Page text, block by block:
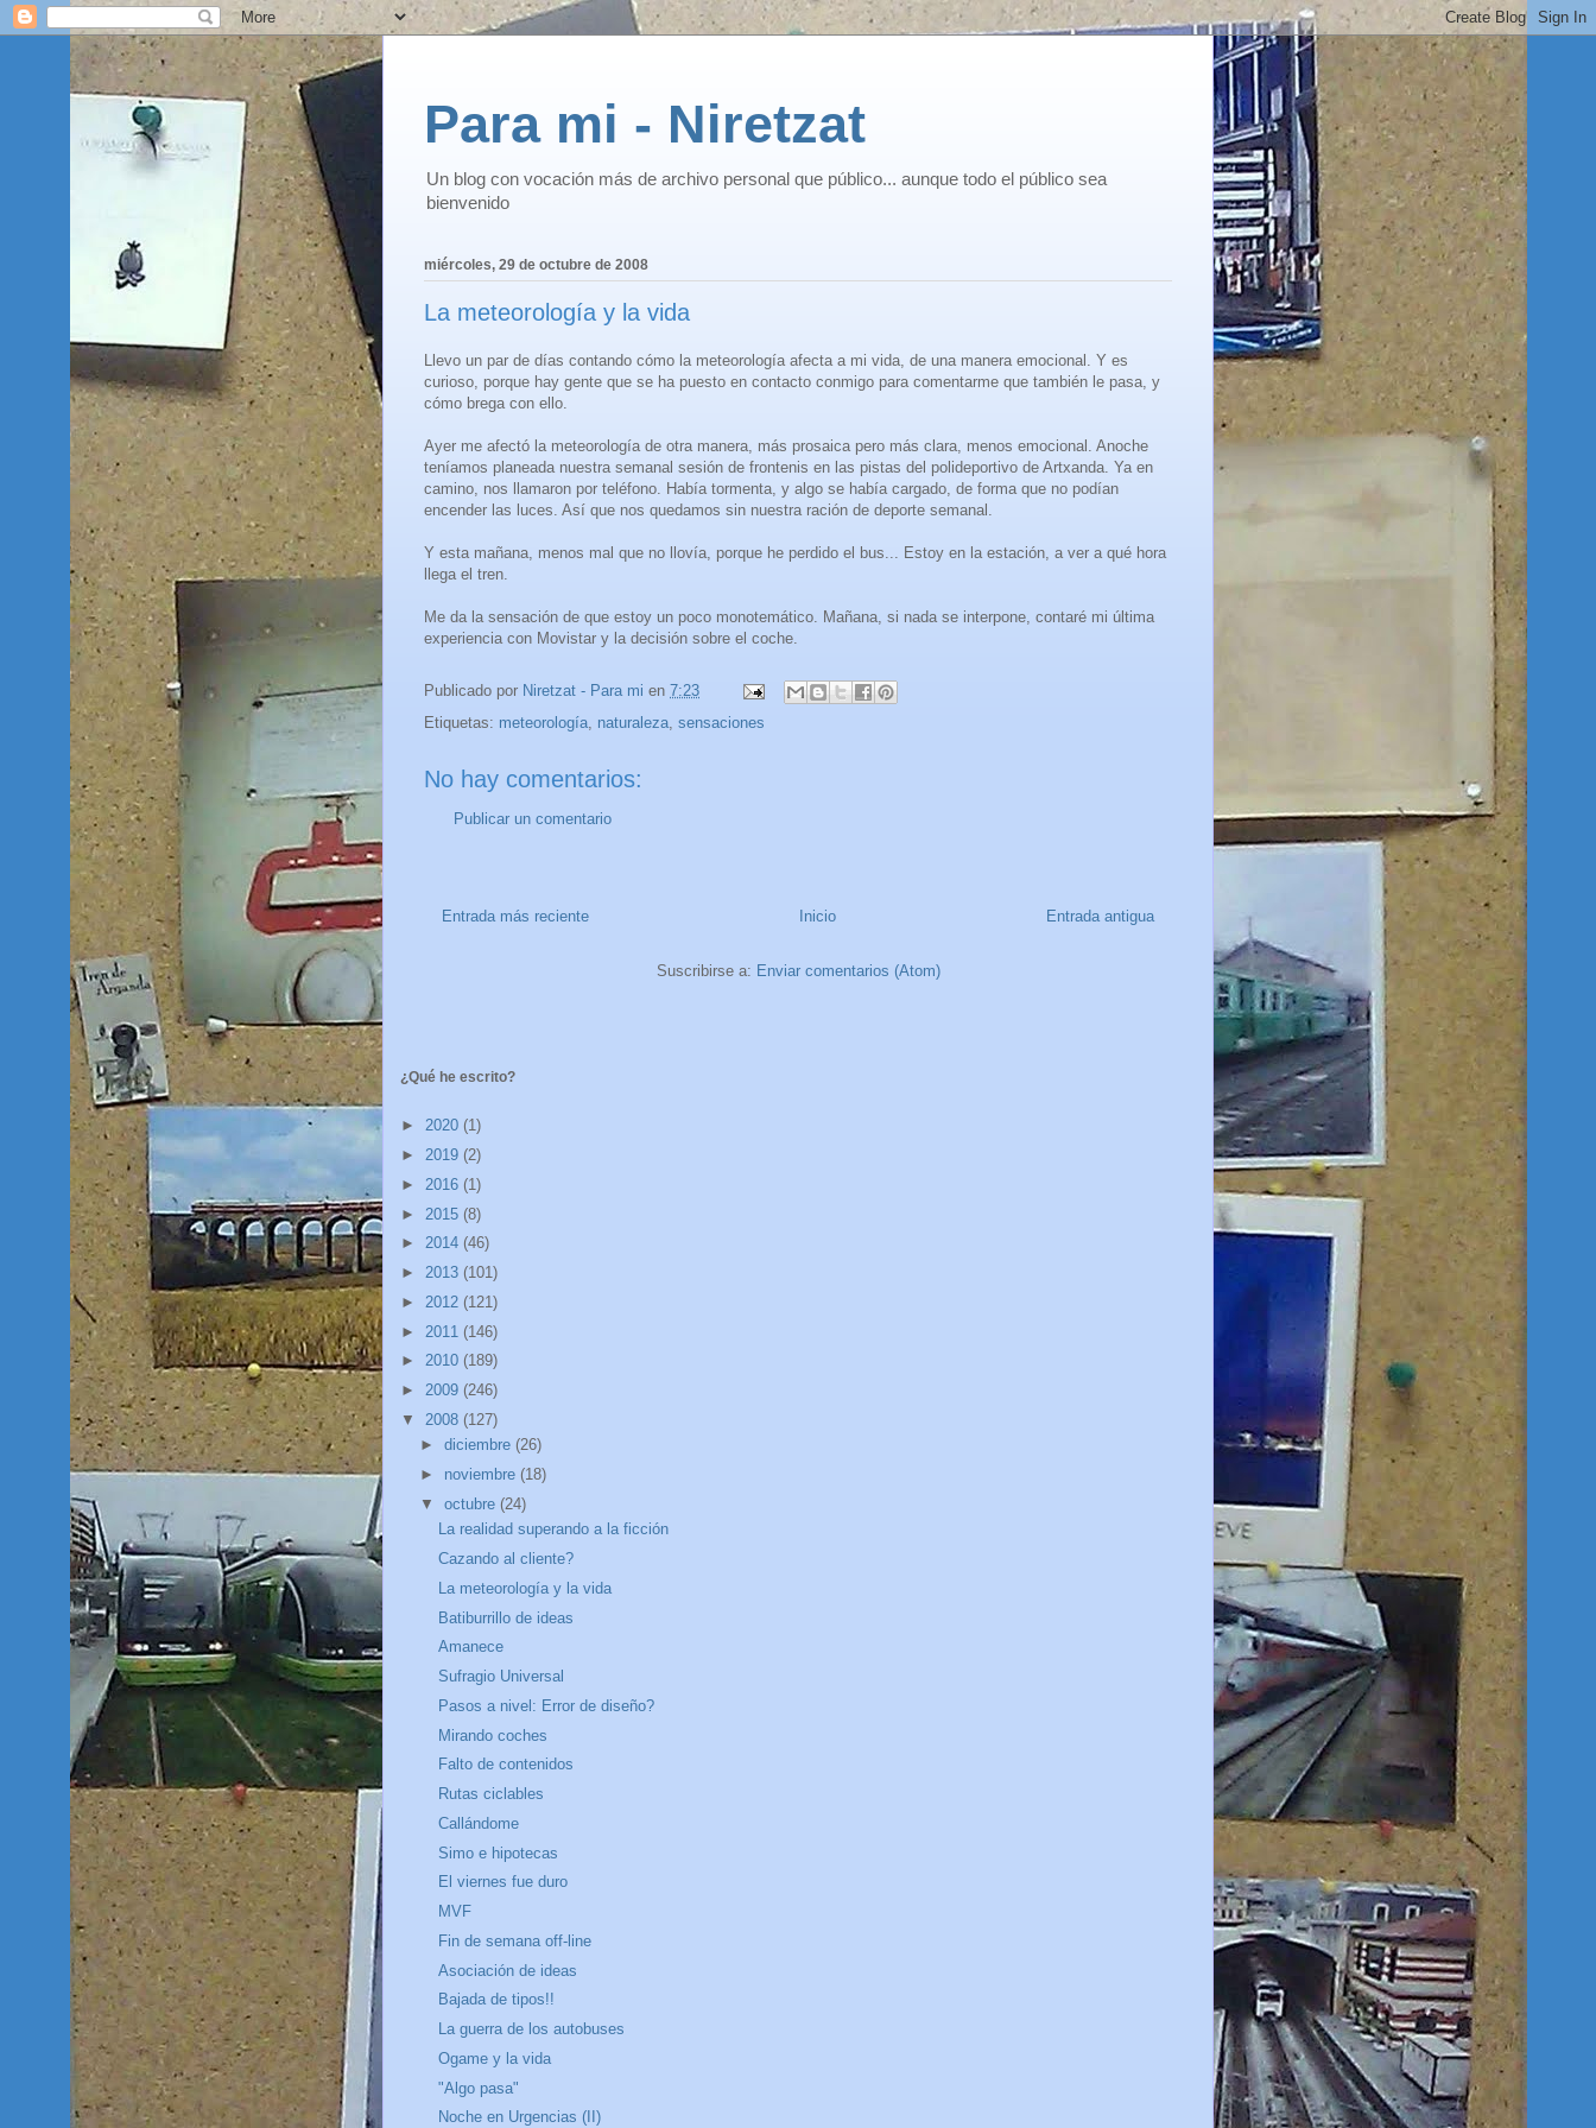
Para mi - Niretzat
Un blog con vocación más de archivo personal que público... aunque todo el público sea
bienvenido
miércoles, 29 de octubre de 2008
La meteorología y la vida
Llevo un par de días contando cómo la meteorología afecta a mi vida, de una manera emocional. Y es
curioso, porque hay gente que se ha puesto en contacto conmigo para comentarme que también le pasa, y
cómo brega con ello.
Ayer me afectó la meteorología de otra manera, más prosaica pero más clara, menos emocional. Anoche
teníamos planeada nuestra semanal sesión de frontenis en las pistas del polideportivo de Artxanda. Ya en
camino, nos llamaron por teléfono. Había tormenta, y algo se había cargado, de forma que no podían
encender las luces. Así que nos quedamos sin nuestra ración de deporte semanal.
Y esta mañana, menos mal que no llovía, porque he perdido el bus... Estoy en la estación, a ver a qué hora
llega el tren.
Me da la sensación de que estoy un poco monotemático. Mañana, si nada se interpone, contaré mi última
experiencia con Movistar y la decisión sobre el coche.
Publicado por Niretzat - Para mi en 7:23
Etiquetas: meteorología naturaleza sensaciones
No hay comentarios:
Publicar un comentario
Entrada más reciente Entrada antigua
Inicio
Suscribirse a: Enviar comentarios (Atom)
¿Qué he escrito?
► 2020 (1)
► 2019 (2)
► 2016 (1)
► 2015 (8)
► 2014 (46)
► 2013 (101)
► 2012 (121)
► 2011 (146)
► 2010 (189)
► 2009 (246)
▼ 2008 (127)
► diciembre (26)
► noviembre (18)
▼ octubre (24)
La realidad superando a la ficción
Cazando al cliente?
La meteorología y la vida
Batiburrillo de ideas
Amanece
Sufragio Universal
Pasos a nivel: Error de diseño?
Mirando coches
Falto de contenidos
Rutas ciclables
Callándome
Simo e hipotecas
El viernes fue duro
MVF
Fin de semana off-line
Asociación de ideas
Bajada de tipos!!
La guerra de los autobuses
Ogame y la vida
"Algo pasa"
Noche en Urgencias (II)